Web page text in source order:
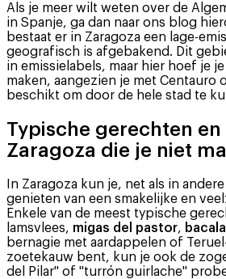
Als je meer wilt weten over de
in Spanje, ga dan naar ons blog
bestaat er in Zaragoza een lage-
geografisch is afgebakend. Dit
in emissielabels, maar hier hoef je
maken, aangezien je met Centauro
beschikt om door de hele stad te
Typische gerechten en
Zaragoza die je niet
In Zaragoza kun je, net als in
genieten van een smakelijke en
Enkele van de meest typische
lamsvlees, migas del pastor,
bernagie met aardappelen of
zoetekauw bent, kun je ook de
del Pilar" of "turrón guirlache"